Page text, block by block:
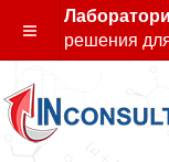
решения